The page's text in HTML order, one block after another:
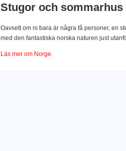
Stugor och
Oavsett om ni bara är några få personer, en
med den fantastiska norska naturen just
Läs mer om Norge.